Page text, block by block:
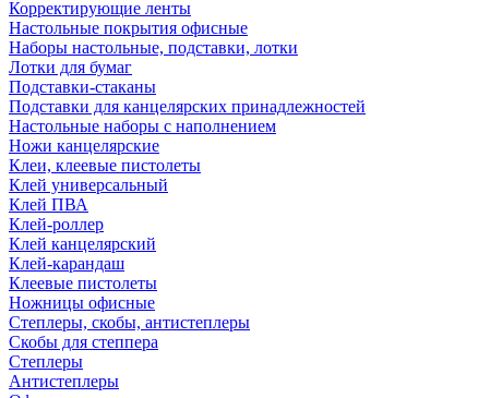
Корректирующие ленты
Настольные покрытия офисные
Наборы настольные, подставки, лотки
Лотки для бумаг
Подставки-стаканы
Подставки для канцелярских принадлежностей
Настольные наборы с наполнением
Ножи канцелярские
Клеи, клеевые пистолеты
Клей универсальный
Клей ПВА
Клей-роллер
Клей канцелярский
Клей-карандаш
Клеевые пистолеты
Ножницы офисные
Степлеры, скобы, антистеплеры
Скобы для степпера
Степлеры
Антистеплеры